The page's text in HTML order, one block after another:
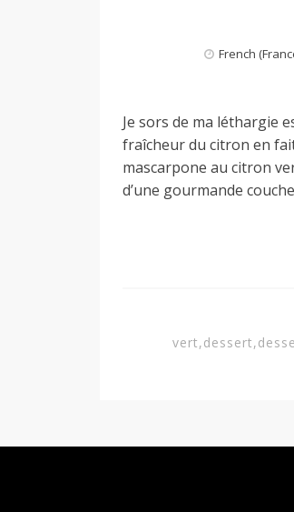
French
Je sors de ma léthargie
fraîcheur du citron en
mascarpone au citron
d’une gourmande
vert,dessert,